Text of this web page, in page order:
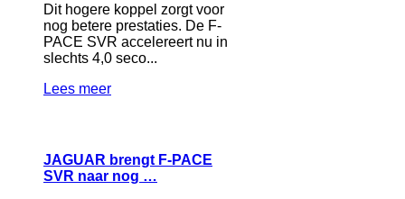
Dit hogere koppel zorgt voor
nog betere prestaties. De F-
PACE SVR accelereert nu in
slechts 4,0 seco...
Lees meer
JAGUAR brengt F-PACE
SVR naar nog …